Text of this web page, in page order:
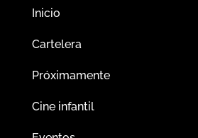
Inicio
Cartelera
Próximamente
Cine infantil